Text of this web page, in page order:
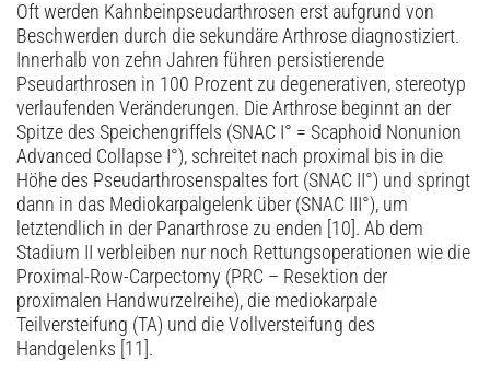
Oft werden Kahnbeinpseudarthrosen erst aufgrund von
Beschwerden durch die sekundäre Arthrose diagnostiziert.
Innerhalb von zehn Jahren führen persistierende
Pseudarthrosen in 100 Prozent zu degenerativen, stereotyp
verlaufenden Veränderungen. Die Arthrose beginnt an der
Spitze des Speichengriffels (SNAC I° = Scaphoid Nonunion
Advanced Collapse I°), schreitet nach proximal bis in die
Höhe des Pseudarthrosenspaltes fort (SNAC II°) und springt
dann in das Mediokarpalgelenk über (SNAC III°), um
letztendlich in der Panarthrose zu enden [10]. Ab dem
Stadium II verbleiben nur noch Rettungsoperationen wie die
Proximal-Row-Carpectomy (PRC – Resektion der
proximalen Handwurzelreihe), die mediokarpale
Teilversteifung (TA) und die Vollversteifung des
Handgelenks [11].